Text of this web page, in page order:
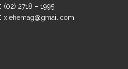
(02) 2718 – 1995
xiehemag@gmail.com